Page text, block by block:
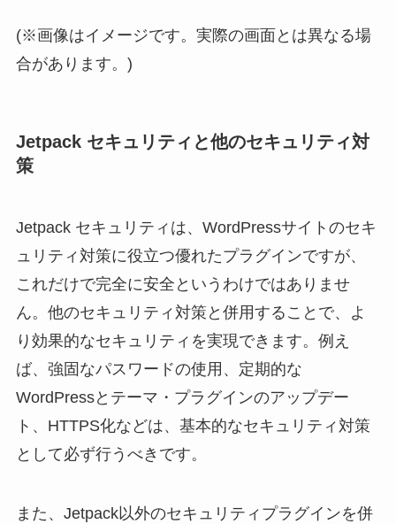
(※画像はイメージです。実際の画面とは異なる場
合があります。)
Jetpack セキュリティと他のセキュリティ対
策
Jetpack セキュリティは、WordPressサイトのセキ
ュリティ対策に役立つ優れたプラグインですが、
これだけで完全に安全というわけではありませ
ん。他のセキュリティ対策と併用することで、よ
り効果的なセキュリティを実現できます。例え
ば、強固なパスワードの使用、定期的な
WordPressとテーマ・プラグインのアップデー
ト、HTTPS化などは、基本的なセキュリティ対策
として必ず行うべきです。
また、Jetpack以外のセキュリティプラグインを併